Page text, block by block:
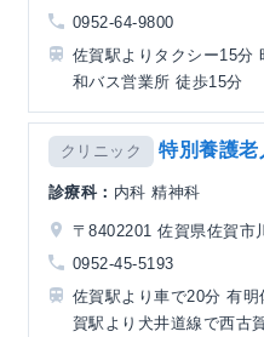
0952-64-9800
佐賀駅よりタクシー15分
和バス営業所 徒歩15分
クリニック 特別養護
診療科： 内科 精神科
〒8402201 佐賀県佐賀市
0952-45-5193
佐賀駅より車で20分 有
賀駅より犬井道線で西古